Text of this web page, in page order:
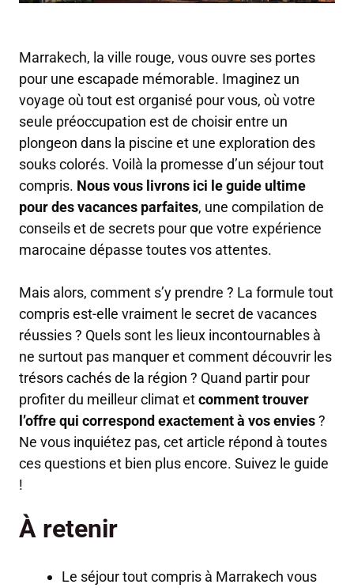
Marrakech, la ville rouge, vous ouvre ses portes
pour une escapade mémorable. Imaginez un
voyage où tout est organisé pour vous, où votre
seule préoccupation est de choisir entre un
plongeon dans la piscine et une exploration des
souks colorés. Voilà la promesse d’un séjour tout
compris. Nous vous livrons ici le guide ultime
pour des vacances parfaites, une compilation de
conseils et de secrets pour que votre expérience
marocaine dépasse toutes vos attentes.
Mais alors, comment s’y prendre ? La formule tout
compris est-elle vraiment le secret de vacances
réussies ? Quels sont les lieux incontournables à
ne surtout pas manquer et comment découvrir les
trésors cachés de la région ? Quand partir pour
profiter du meilleur climat etcomment trouver
l’offre qui correspond exactement à vos envies?
Ne vous inquiétez pas, cet article répond à toutes
ces questions et bien plus encore. Suivez le guide
!
À retenir
Le séjour tout compris à Marrakech vous